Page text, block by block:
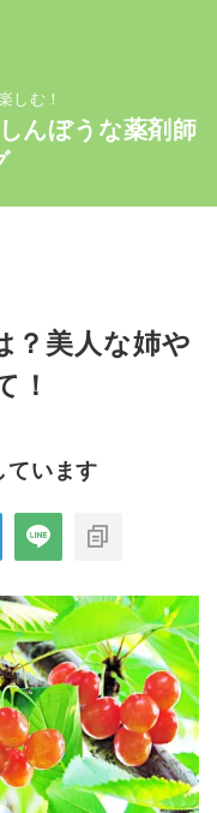
しむ！
んぼうな薬剤師
？美人な姉や
！
ています